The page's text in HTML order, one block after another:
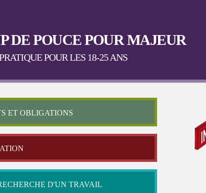
DE POUCE POUR MAJEUR
POUR LES 18-25 ANS
ET OBLIGATIONS
D'UN TRAVAIL